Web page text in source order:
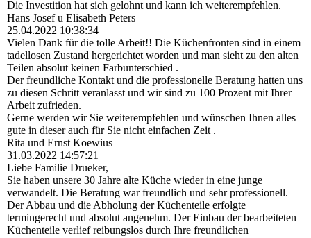
Die Investition hat sich gelohnt und kann ich weiterempfehlen.
Hans Josef u Elisabeth Peters
25.04.2022 10:38:34
Vielen Dank für die tolle Arbeit!! Die Küchenfronten sind in einem
tadellosen Zustand hergerichtet worden und man sieht zu den alten
Teilen absolut keinen Farbunterschied .
Der freundliche Kontakt und die professionelle Beratung hatten uns
zu diesen Schritt veranlasst und wir sind zu 100 Prozent mit Ihrer
Arbeit zufrieden.
Gerne werden wir Sie weiterempfehlen und wünschen Ihnen alles
gute in dieser auch für Sie nicht einfachen Zeit .
Rita und Ernst Koewius
31.03.2022 14:57:21
Liebe Familie Drueker,
Sie haben unsere 30 Jahre alte Küche wieder in eine junge
verwandelt. Die Beratung war freundlich und sehr professionell.
Der Abbau und die Abholung der Küchenteile erfolgte
termingerecht und absolut angenehm. Der Einbau der bearbeiteten
Küchenteile verlief reibungslos durch Ihre freundlichen